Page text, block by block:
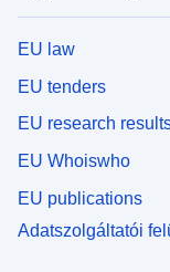
EU law
EU tenders
EU research
EU Whoiswho
EU publications
Adatszolgáltatói